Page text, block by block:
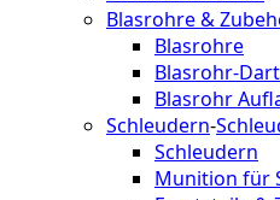
Blasrohre &
Blasrohre
Blasrohr-
Blasrohr
Schleudern-
Schleudern
Munition für